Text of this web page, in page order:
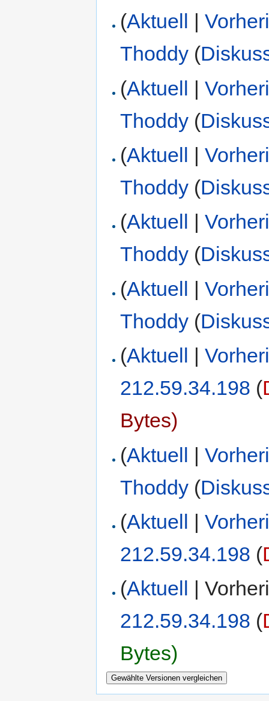
(Aktuell |
Thoddy (
(Aktuell |
Thoddy (
(Aktuell |
Thoddy (
(Aktuell |
Thoddy (
(Aktuell |
Thoddy (
(Aktuell |
212.59.34.198 (
Bytes)
(Aktuell |
Thoddy (
(Aktuell |
212.59.34.198 (
(Aktuell
|
212.59.34.198 (
Bytes)